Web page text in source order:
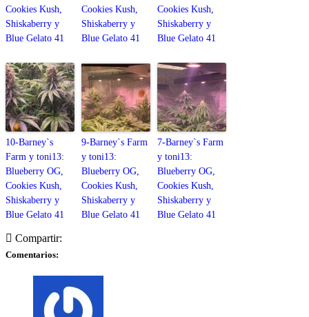
Cookies Kush,
Shiskaberry y
Blue Gelato 41
Cookies Kush,
Shiskaberry y
Blue Gelato 41
Cookies Kush,
Shiskaberry y
Blue Gelato 41
10-Barney`s
Farm y toni13:
Blueberry OG,
Cookies Kush,
Shiskaberry y
Blue Gelato 41
9-Barney`s Farm
y toni13:
Blueberry OG,
Cookies Kush,
Shiskaberry y
Blue Gelato 41
7-Barney`s Farm
y toni13:
Blueberry OG,
Cookies Kush,
Shiskaberry y
Blue Gelato 41
Compartir:
Comentarios: